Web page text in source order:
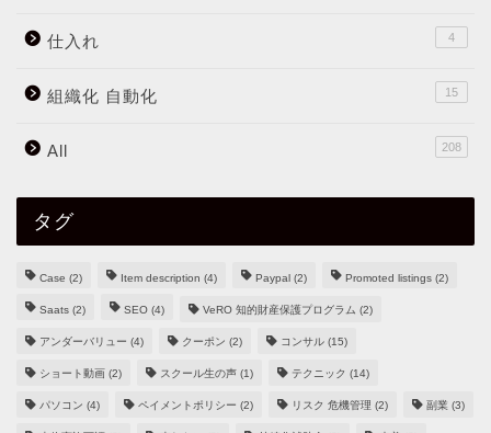
仕入れ 4
組織化 自動化 15
All 208
タグ
Case (2) Item description (4) Paypal (2) Promoted listings (2)
Saats (2) SEO (4) VeRO 知的財産保護プログラム (2)
アンダーバリュー (4) クーポン (2) コンサル (15)
ショート動画 (2) スクール生の声 (1) テクニック (14)
パソコン (4) ペイメントポリシー (2) リスク 危機管理 (2) 副業 (3)